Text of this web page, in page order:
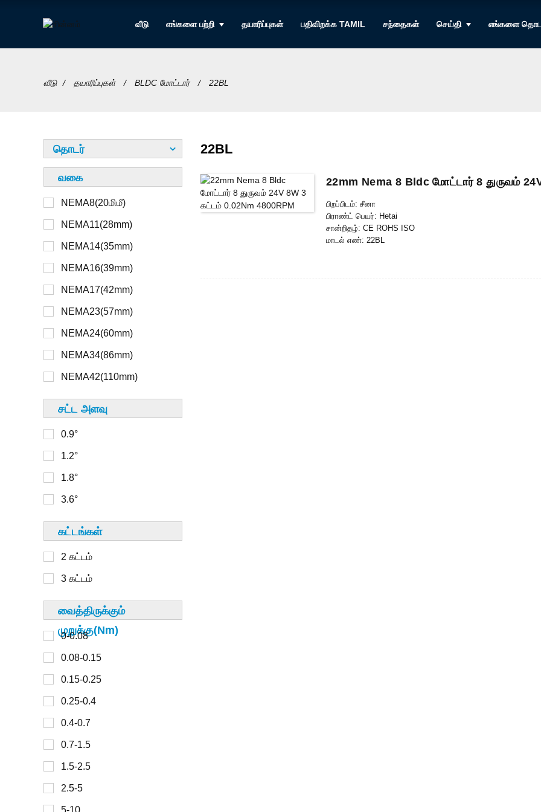
வீடு எங்களை பற்றி தயாரிப்புகள் பதிவிறக்க TAMIL சந்தைகள் செய்தி எங்களை
வீடு தயாரிப்புகள் BLDC மோட்டார் 22BL
தொடர்
வகை
NEMA8(20மிமீ)
NEMA11(28mm)
NEMA14(35mm)
NEMA16(39mm)
NEMA17(42mm)
NEMA23(57mm)
NEMA24(60mm)
NEMA34(86mm)
NEMA42(110mm)
சட்ட அளவு
0.9°
1.2°
1.8°
3.6°
கட்டங்கள்
2 கட்டம்
3 கட்டம்
வைத்திருக்கும்
முறுக்கு(Nm)
0-0.08
0.08-0.15
0.15-0.25
0.25-0.4
0.4-0.7
0.7-1.5
1.5-2.5
2.5-5
5-10
12V
24V
36V
48V
>48V
28மிமீ
30மிமீ
32 மிமீ
33மிமீ
36மிமீ
39மிமீ
40மிமீ
48மிமீ
49மிமீ
50மிமீ
57மிமீ
60மிமீ
67மிமீ
70மிமீ
80மிமீ
86மிமீ
90மிமீ
கேப்டிவ் அல்ல
கைதி
வெளி
250-300
300-450
0-30
30-100
100-150
150-200
200-300
22BL
22mm Nema 8 Bldc மோட்டார் 8 துருவம்
பிறப்பிடம்: சீனா
பிராண்ட் பெயர்: Hetai
சான்றிதழ்: CE ROHS ISO
மாடல் எண்: 22BL